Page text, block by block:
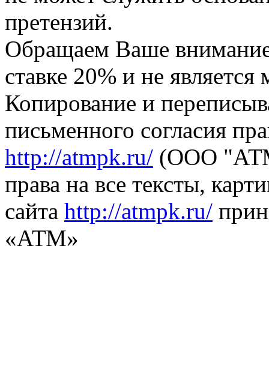
претензий.
Обращаем Ваше
ставке 20% и не
Копирование и
письменного согласия
http://atmpk.ru/ (ООО
права на все тексты,
сайта http://atmpk.ru/
«АТМ»